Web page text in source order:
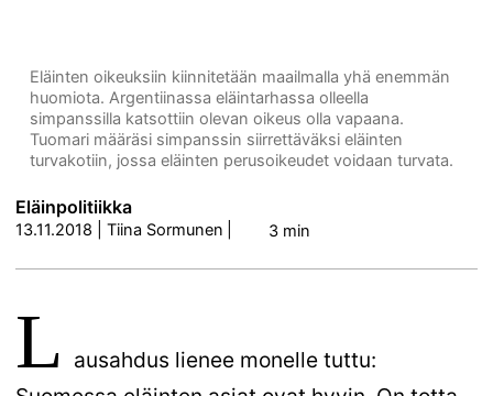
Eläinten oikeuksiin kiinnitetään maailmalla yhä enemmän
huomiota. Argentiinassa eläintarhassa olleella
simpanssilla katsottiin olevan oikeus olla vapaana.
Tuomari määräsi simpanssin siirrettäväksi eläinten
turvakotiin, jossa eläinten perusoikeudet voidaan turvata.
Eläinpolitiikka
13.11.2018 Tiina Sormunen 3 min
L
ausahdus lienee monelle tuttu: